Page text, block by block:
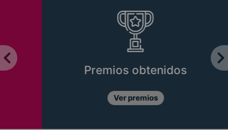
Premios obtenidos
Ver premios